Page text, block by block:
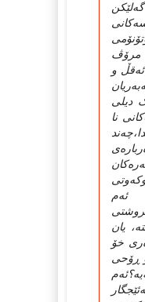
مرۆڤ
و
دیلی
نا
ئه‌م
یان
خۆ
ڕۆحی